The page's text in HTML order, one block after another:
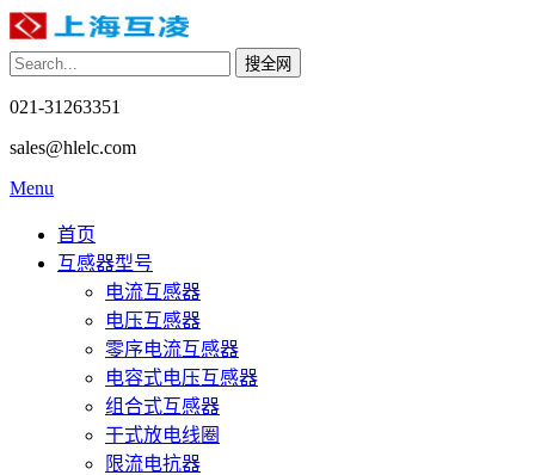
021-31263351
sales@hlelc.com
Menu
首页
互感器型号
电流互感器
电压互感器
零序电流互感器
电容式电压互感器
组合式互感器
干式放电线圈
限流电抗器